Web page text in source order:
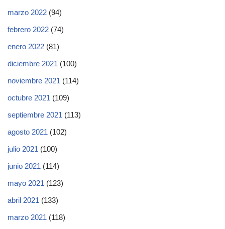
marzo 2022 (94)
febrero 2022 (74)
enero 2022 (81)
diciembre 2021 (100)
noviembre 2021 (114)
octubre 2021 (109)
septiembre 2021 (113)
agosto 2021 (102)
julio 2021 (100)
junio 2021 (114)
mayo 2021 (123)
abril 2021 (133)
marzo 2021 (118)